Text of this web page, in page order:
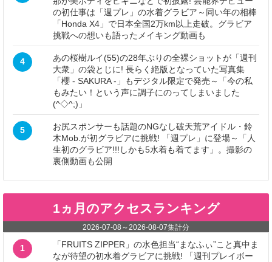
の初仕事は「週プレ」の水着グラビア～同い年の相棒
「Honda X4」で日本全国2万km以上走破。グラビア
挑戦への想いも語ったメイキング動画も
4
あの桜樹ルイ(55)の28年ぶりの全裸ショットが「週刊
大衆」の袋とじに! 長らく絶版となっていた写真集
「櫻 - SAKURA -」もデジタル限定で発売～「今の私
もみたい！という声に調子にのってしまいました
(^◇^;)」
5
お尻スポンサーも話題のNGなし破天荒アイドル・鈴
木Mob.が初グラビアに挑戦! 「週プレ」に登場～「人
生初のグラビア!!!しかも5水着も着てます」。撮影の
裏側動画も公開
1ヵ月のアクセスランキング
2026-07-08 ～2026-08-07集計分
1
「FRUITS ZIPPER」の水色担当“まなふぃ”こと真中ま
なが待望の初水着グラビアに挑戦! 「週刊プレイボー